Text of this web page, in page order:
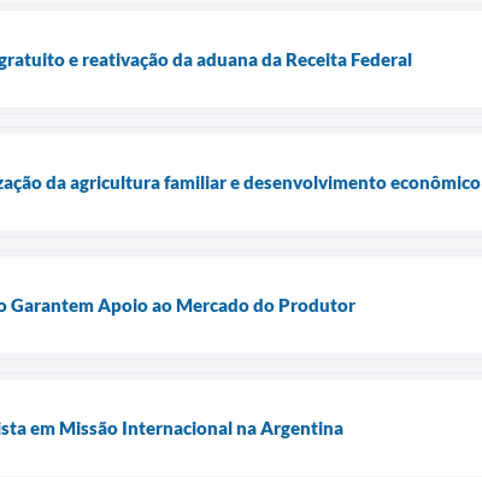
e reativação da aduana da Receita Federal
da agricultura familiar e desenvolvimento econômico
Garantem Apoio ao Mercado do Produtor
em Missão Internacional na Argentina